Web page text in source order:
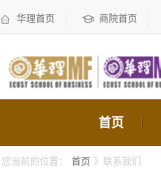
华理首页 商院首页
首页
您当前的位置： 首页 》联系我们